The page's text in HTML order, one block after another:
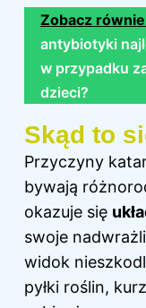
Zobacz
antybiotyki
w przypadku
dzieci?
Skąd to
Przyczyny
bywają
okazuje się
swoje
widok
pyłki roślin,